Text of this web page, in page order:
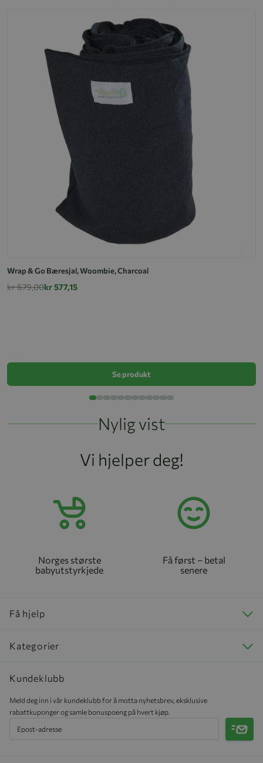
Wrap & Go Bæresjal, Woombie, Charcoal
kr 679,00kr 577,15
Se produkt
Nylig vist
Vi hjelper deg!
Norges største
babyutstyrkjede
Få først – betal
senere
Få hjelp
Kategorier
Kundeklubb
Meld deg inn i vår kundeklubb for å motta nyhetsbrev, eksklusive
rabattkuponger og samle bonuspoeng på hvert kjøp.
Meld